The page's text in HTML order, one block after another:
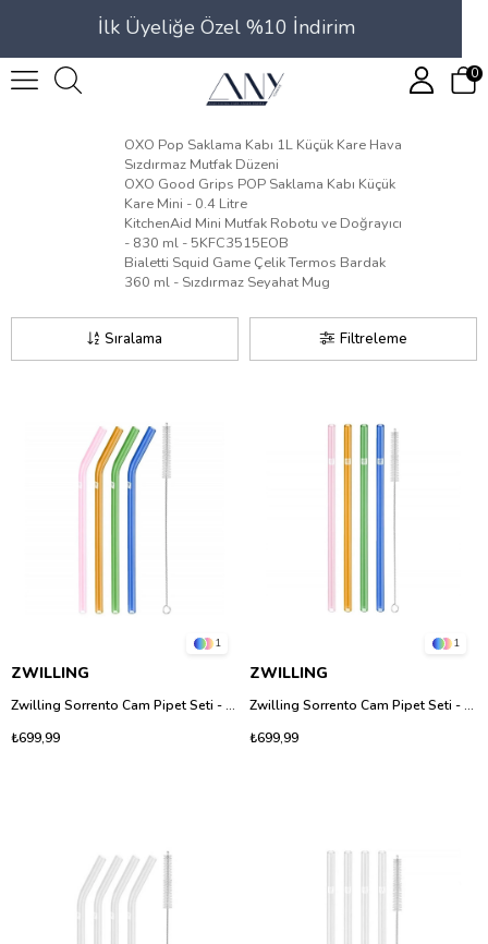
İlk Üyeliğe Özel %10 İndirim
0
OXO Pop Saklama Kabı 1L Küçük Kare Hava
Sızdırmaz Mutfak Düzeni
OXO Good Grips POP Saklama Kabı Küçük
Kare Mini - 0.4 Litre
KitchenAid Mini Mutfak Robotu ve Doğrayıcı
- 830 ml - 5KFC3515EOB
Bialetti Squid Game Çelik Termos Bardak
360 ml - Sızdırmaz Seyahat Mug
Filtreleme
Sıralama
1
ZWILLING
Zwilling Sorrento Cam Pipet Seti - 4 Adet Renkli Ucu Kıvrık Borosilikat Cam Pipet
₺699,99
1
ZWILLING
Zwilling Sorrento Cam Pipet Seti - 4 Adet Renkli Düz Borosilikat Cam Pipet
₺699,99